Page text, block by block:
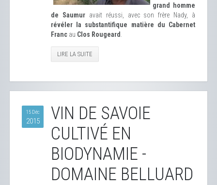
grand homme
de Saumuravait réussi, avec son frère Nady, à
révéler la substantifique matière du Cabernet
Franc au Clos Rougeard
LIRE LA SUITE
15 Déc
2015
VIN DE SAVOIE
CULTIVÉ EN
BIODYNAMIE -
DOMAINE BELLUARD